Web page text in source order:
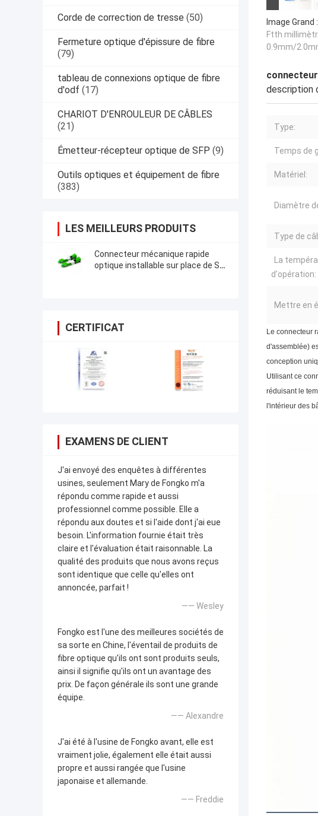
Corde de correction de tresse (50)
Fermeture optique d'épissure de fibre
(79)
tableau de connexions optique de fibre
d'odf (17)
CHARIOT D'ENROULEUR DE CÂBLES
(21)
Émetteur-récepteur optique de SFP (9)
Outils optiques et équipement de fibre
(383)
LES MEILLEURS PRODUITS
Connecteur mécanique rapide
optique installable sur place de Sc
CERTIFICAT
EXAMENS DE CLIENT
J'ai envoyé des enquêtes à différentes
usines, seulement Mary de Fongko m'a
répondu comme rapide et aussi
professionnel comme possible. Elle a
répondu aux doutes et si l'aide dont j'ai eue
besoin. L'information fournie était très
claire et l'évaluation était raisonnable. La
qualité des produits que nous avons reçus
sont identique que celle qu'elles ont
annoncée, parfait !
—— Wesley
Fongko est l'une des meilleures sociétés de
sa sorte en Chine, l'éventail de produits de
fibre optique qu'ils ont sont produits seuls,
ainsi il signifie qu'ils ont un avantage des
prix. De façon générale ils sont une grande
équipe.
—— Alexandre
J'ai été à l'usine de Fongko avant, elle est
vraiment jolie, également elle était aussi
propre et aussi rangée que l'usine
japonaise et allemande.
—— Freddie
Image Grand :
Ftth
0.9mm/
description
Type:
Temps de
Matériel:
Diamètre
Type de
La
d'opération:
Mettre en
Le connecteur
d'assemblée)
conception
Utilisant ce
réduisant le
l'intérieur des